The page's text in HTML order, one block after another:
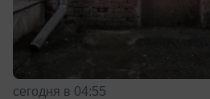
сегодня в 04:55